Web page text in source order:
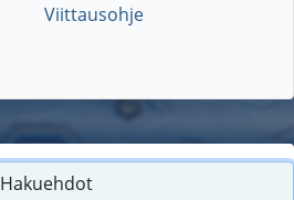
Viittausohje
Hakuehdot